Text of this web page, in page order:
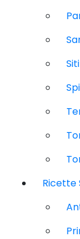
Ricette